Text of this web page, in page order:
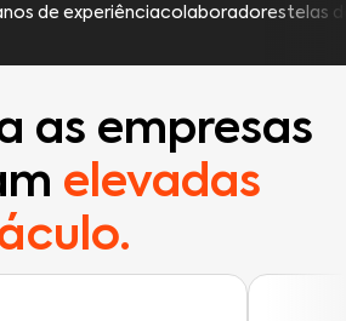
de experiênciacolaboradorestelas
as empresas
elevadas